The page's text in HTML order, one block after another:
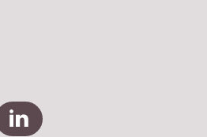
Instagram
zu YouTube
Verlinkung zu Facebook
Externe Verlinkung zu